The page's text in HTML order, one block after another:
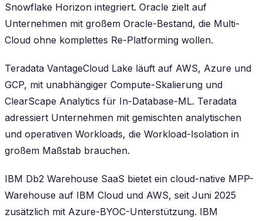
Snowflake Horizon integriert. Oracle zielt auf
Unternehmen mit großem Oracle-Bestand, die Multi-
Cloud ohne komplettes Re-Platforming wollen.
Teradata VantageCloud Lake läuft auf AWS, Azure und
GCP, mit unabhängiger Compute-Skalierung und
ClearScape Analytics für In-Database-ML. Teradata
adressiert Unternehmen mit gemischten analytischen
und operativen Workloads, die Workload-Isolation in
großem Maßstab brauchen.
IBM Db2 Warehouse SaaS bietet ein cloud-native MPP-
Warehouse auf IBM Cloud und AWS, seit Juni 2025
zusätzlich mit Azure-BYOC-Unterstützung. IBM